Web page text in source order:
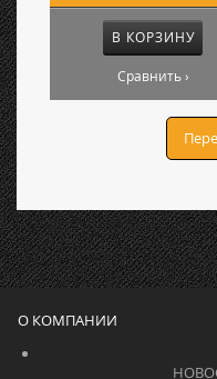
В КОРЗИНУ
Сравнить ›
О КОМПАНИИ